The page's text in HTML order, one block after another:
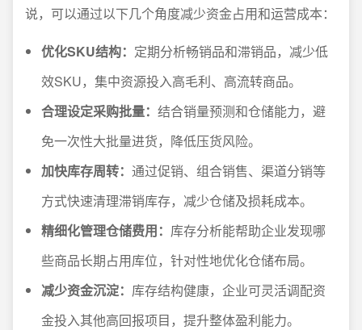
说，可以通过以下几个角度减少资金占用和运营成本：
优化SKU结构： 定期分析畅销品和滞销品，减少低
效SKU，集中资源投入高毛利、高流转商品。
合理设定采购批量： 结合销量预测和仓储能力，避
免一次性大批量进货，降低压货风险。
加快库存周转： 通过促销、组合销售、渠道分销等
方式快速清理滞销库存，减少仓储及损耗成本。
精细化管理仓储费用： 库存分析能帮助企业发现哪
些商品长期占用库位，针对性地优化仓储布局。
减少资金沉淀： 库存结构健康，企业可灵活调配资
金投入其他高回报项目，提升整体盈利能力。